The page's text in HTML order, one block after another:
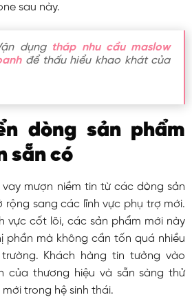
sau này.
dụng tháp nhu cầu maslow
để thấu hiểu khao khát của
dòng sản phẩm
sẵn có
mượn niềm tin từ các dòng sản
rộng sang các lĩnh vực phụ trợ mới.
vực cốt lõi, các sản phẩm mới này
phần mà không cần tốn quá nhiều
Khách hàng tin tưởng vào
của thương hiệu và sẵn sàng thử
trong hệ sinh thái.